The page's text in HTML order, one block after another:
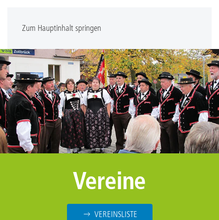
Zum Hauptinhalt springen
Vereine
VEREINSLISTE